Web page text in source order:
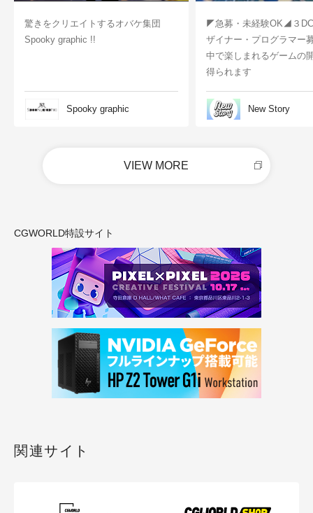
驚きをクリエイトするオバケ集団
Spooky graphic !!
Spooky graphic
◤急募・未経験OK◢３
ザイナー・プログラマー
中で楽しまれるゲームの
得られます
New Story
VIEW MORE
CGWORLD特設サイト
関連サイト